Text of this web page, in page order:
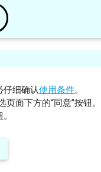
仔细确认使用条件。
面下方的“同意”按钮。